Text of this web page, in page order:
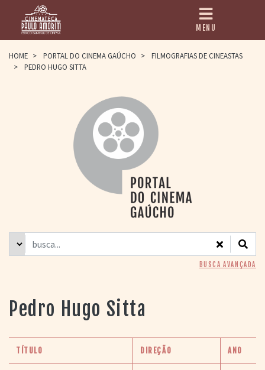
HOME
PAULO AMORIM
> HOMENAGEADOS
> EQUIPE
> ASSOCIAÇÃO DOS
> BIBLIOTECA
ROMEU GRIMALDI
> GRADE SEMANAL
> PREÇOS E
DESCONTOS
PORTAL DO
CINEMA GAÚCHO
> LISTA DE FILMES
MENU
HOME > PORTAL DO CINEMA GAÚCHO >
FILMOGRAFIAS DE CINEASTAS
>
PEDRO HUGO SITTA
BUSCA AVANÇADA
Pedro Hugo Sitta
TÍTULO DIREÇÃO ANO